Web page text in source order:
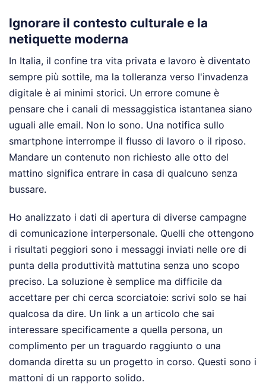
Ignorare il contesto culturale e la
netiquette moderna
In Italia, il confine tra vita privata e lavoro è diventato
sempre più sottile, ma la tolleranza verso l'invadenza
digitale è ai minimi storici. Un errore comune è
pensare che i canali di messaggistica istantanea siano
uguali alle email. Non lo sono. Una notifica sullo
smartphone interrompe il flusso di lavoro o il riposo.
Mandare un contenuto non richiesto alle otto del
mattino significa entrare in casa di qualcuno senza
bussare.
Ho analizzato i dati di apertura di diverse campagne
di comunicazione interpersonale. Quelli che ottengono
i risultati peggiori sono i messaggi inviati nelle ore di
punta della produttività mattutina senza uno scopo
preciso. La soluzione è semplice ma difficile da
accettare per chi cerca scorciatoie: scrivi solo se hai
qualcosa da dire. Un link a un articolo che sai
interessare specificamente a quella persona, un
complimento per un traguardo raggiunto o una
domanda diretta su un progetto in corso. Questi sono i
mattoni di un rapporto solido.